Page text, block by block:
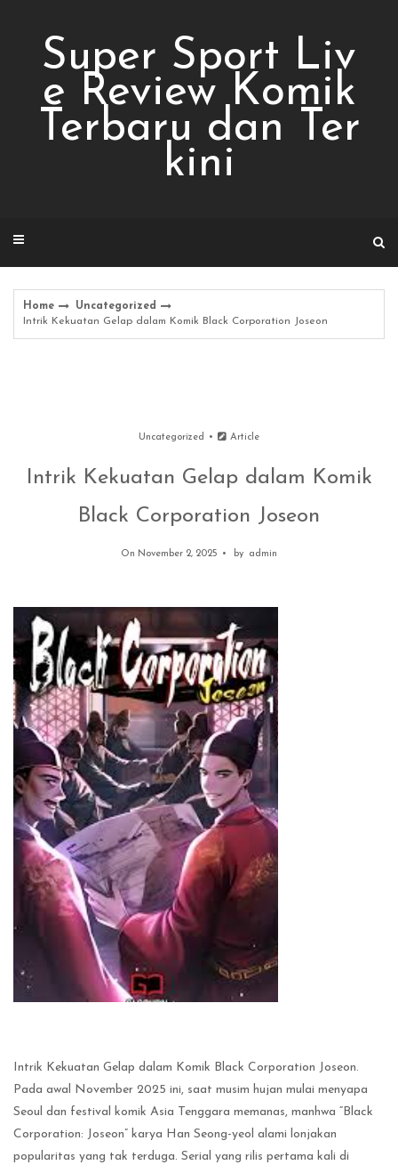
Super Sport Liv
e Review Komik
Terbaru dan Ter
kini
Home
Uncategorized
Intrik Kekuatan Gelap dalam Komik Black Corporation Joseon
Uncategorized Article
Intrik Kekuatan Gelap dalam Komik
Black Corporation Joseon
On November 2, 2025 by admin
Intrik Kekuatan Gelap dalam Komik Black Corporation Joseon.
Pada awal November 2025 ini, saat musim hujan mulai menyapa
Seoul dan festival komik Asia Tenggara memanas, manhwa “Black
Corporation: Joseon” karya Han Seong-yeol alami lonjakan
popularitas yang tak terduga. Serial yang rilis pertama kali di